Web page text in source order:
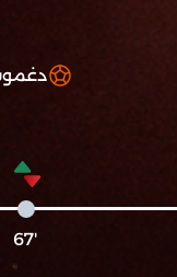
دغموش
'67